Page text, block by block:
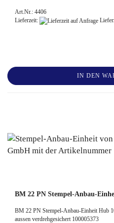
Art.Nr.: 4406
Lieferzeit:
IN DEN
BM 22 PN Stempel-Anbau-
BM 22 PN Stempel-Anbau-Einheit Hub
aussen verdrehgesichert 100005373